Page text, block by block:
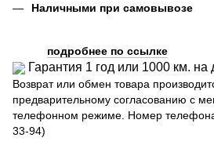
Наличными при самовывозе
подробнее по ссылке
Гарантия 1 год или 1000 км. на
Возврат или обмен товара
предварительному согласованию с
телефонном режиме. Номер
33-94)